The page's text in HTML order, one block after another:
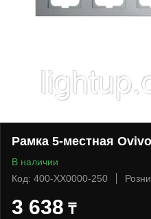
Рамка 5-местная
В наличии
Код: 400-XX0000-250
3 638 ₸